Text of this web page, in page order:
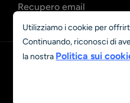
Recupero email
© 2023 - 2026 Grand Vision
Utilizziamo i cookie per
Continuando, riconosci di
la nostra Politica sui